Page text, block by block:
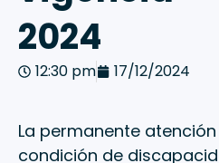
2024
12:30 pm 17/12/2024
La permanente
condición de